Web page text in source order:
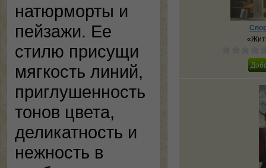
натюрморты и
пейзажи. Ее
стилю присущи
мягкость линий,
приглушенность
тонов цвета,
деликатность и
нежность в